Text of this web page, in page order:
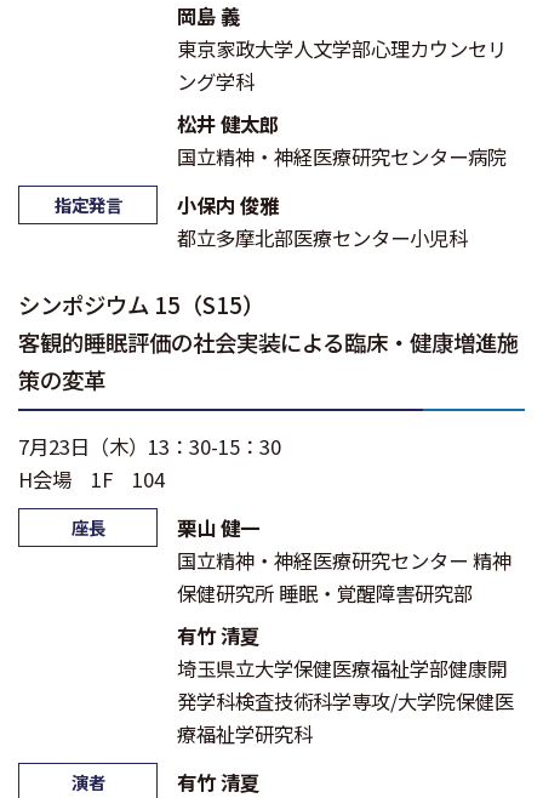
岡島 義
東京家政大学人文学部心理カウンセリ
ング学科
松井 健太郎
国立精神・神経医療研究センター病院
指定発言
小保内 俊雅
都立多摩北部医療センター小児科
シンポジウム 15（S15）
客観的睡眠評価の社会実装による臨床・健康増進施
策の変革
7月23日（木）13：30-15：30
H会場 1F 104
座長
栗山 健一
国立精神・神経医療研究センター 精神
保健研究所 睡眠・覚醒障害研究部
有竹 清夏
埼玉県立大学保健医療福祉学部健康開
発学科検査技術科学専攻/大学院保健医
療福祉学研究科
演者
有竹 清夏